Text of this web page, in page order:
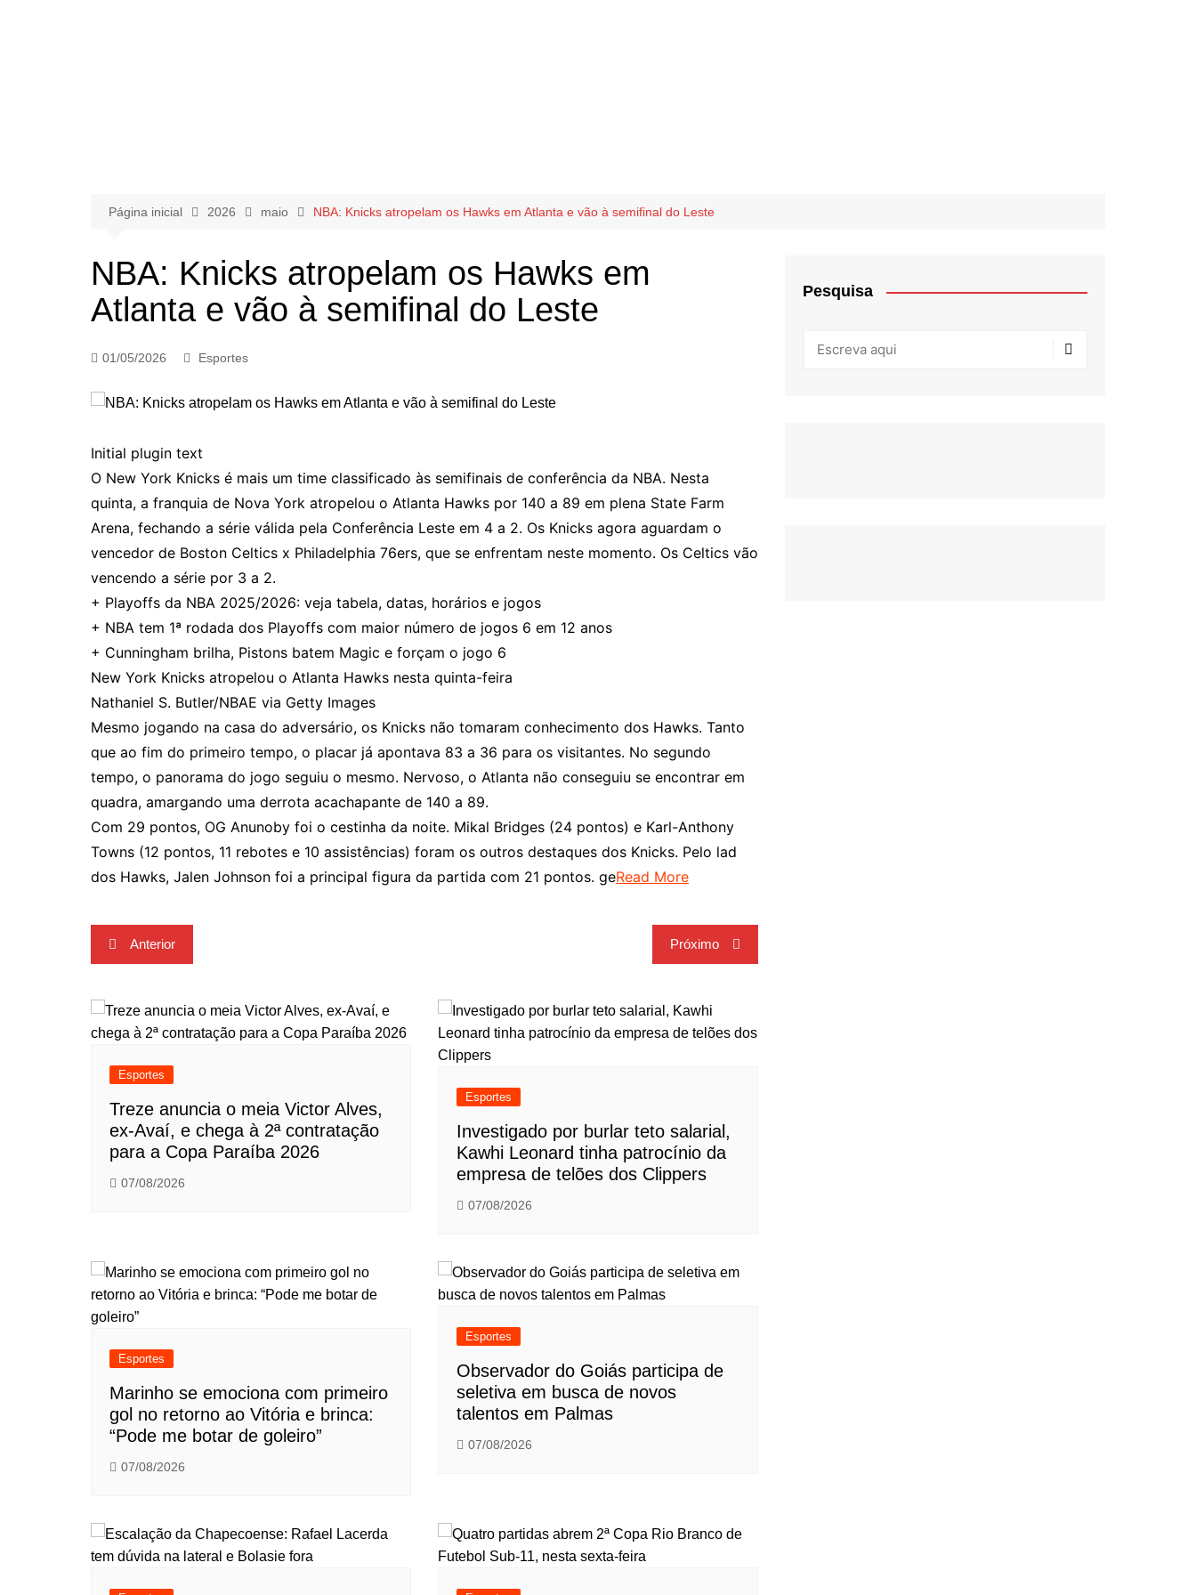
Página inicial 2026 maio NBA: Knicks atropelam os Hawks em Atlanta e vão à semifinal do Leste
NBA: Knicks atropelam os Hawks em
Atlanta e vão à semifinal do Leste
01/05/2026 Esportes
Initial plugin text
O New York Knicks é mais um time classificado às semifinais de conferência da NBA. Nesta
quinta, a franquia de Nova York atropelou o Atlanta Hawks por 140 a 89 em plena State Farm
Arena, fechando a série válida pela Conferência Leste em 4 a 2. Os Knicks agora aguardam o
vencedor de Boston Celtics x Philadelphia 76ers, que se enfrentam neste momento. Os Celtics vão
vencendo a série por 3 a 2.
+ Playoffs da NBA 2025/2026: veja tabela, datas, horários e jogos
+ NBA tem 1ª rodada dos Playoffs com maior número de jogos 6 em 12 anos
+ Cunningham brilha, Pistons batem Magic e forçam o jogo 6
New York Knicks atropelou o Atlanta Hawks nesta quinta-feira
Nathaniel S. Butler/NBAE via Getty Images
Mesmo jogando na casa do adversário, os Knicks não tomaram conhecimento dos Hawks. Tanto
que ao fim do primeiro tempo, o placar já apontava 83 a 36 para os visitantes. No segundo
tempo, o panorama do jogo seguiu o mesmo. Nervoso, o Atlanta não conseguiu se encontrar em
quadra, amargando uma derrota acachapante de 140 a 89.
Com 29 pontos, OG Anunoby foi o cestinha da noite. Mikal Bridges (24 pontos) e Karl-Anthony
Towns (12 pontos, 11 rebotes e 10 assistências) foram os outros destaques dos Knicks. Pelo lad
dos Hawks, Jalen Johnson foi a principal figura da partida com 21 pontos. geRead More
Navegação
de
Post
Anterior Próximo
Esportes
Treze anuncia o meia Victor Alves,
ex-Avaí, e chega à 2ª contratação
para a Copa Paraíba 2026
07/08/2026
Esportes
Investigado por burlar teto salarial,
Kawhi Leonard tinha patrocínio da
empresa de telões dos Clippers
07/08/2026
Esportes
Marinho se emociona com primeiro
gol no retorno ao Vitória e brinca:
“Pode me botar de goleiro”
07/08/2026
Esportes
Observador do Goiás participa de
seletiva em busca de novos
talentos em Palmas
07/08/2026
Pesquisa